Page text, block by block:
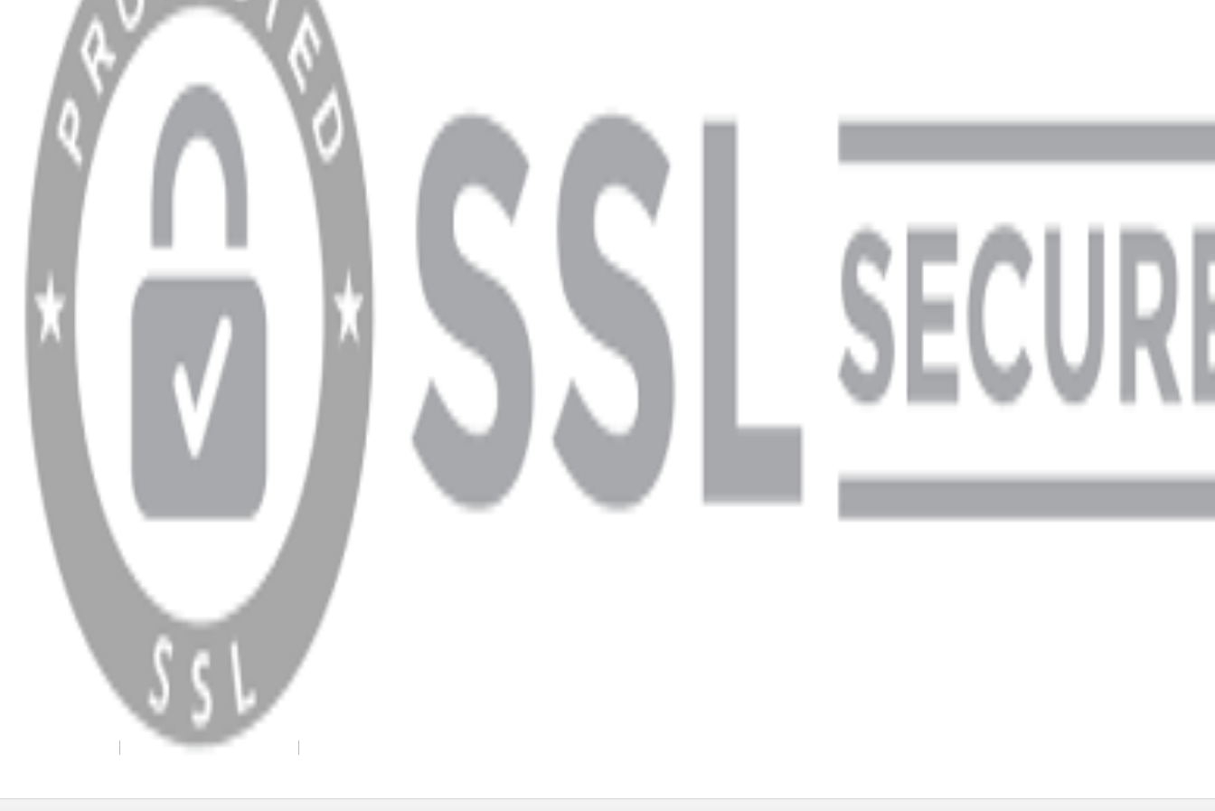
MÜŞTERİ HİZMETLERİ
Hesabım
Sipariş Sorgulama
Banka Hesap Bilgileri
YARDIM VE DESTEK
Ödeme ve Teslimat Şartları
Garanti ve İade Şartları
info@dukkanhifi.com0850 441 40 44
0850 441 40 44
Pazartesi - Cuma 09:30 - 19:30, Cumartesi 10:00 - 18:00
Facebook Instagram YouTube
Dükkan Hifi. Tüm Hakları Saklıdır
Kullanım Koşulları ve Gizlilik